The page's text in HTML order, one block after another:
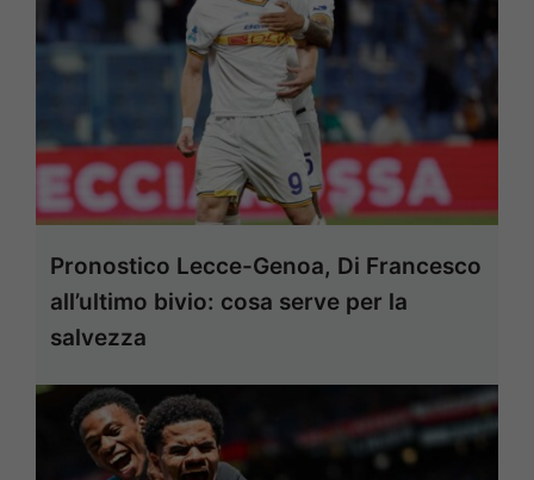
Pronostico Lecce-Genoa, Di Francesco
all’ultimo bivio: cosa serve per la
salvezza